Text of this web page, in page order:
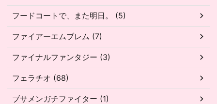
フードコートで、また明日。 (5)
ファイアーエムブレム (7)
ファイナルファンタジー (3)
フェラチオ (68)
ブサメンガチファイター (1)